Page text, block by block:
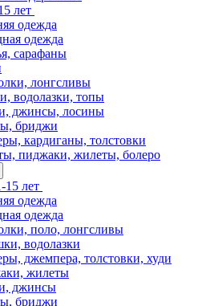
лет
одежда
одежда
сарафаны
лонгсливы
водолазки, топы
джинсы, лосины
бриджи
кардиганы, толстовки
пиджаки, жилеты, болеро
15 лет
одежда
одежда
поло, лонгсливы
водолазки
джемпера, толстовки, худи
жилеты
джинсы
бриджи